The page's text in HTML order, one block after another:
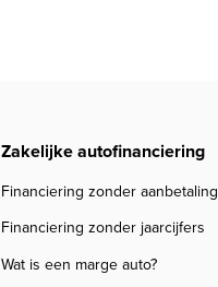
Zakelijke autofinanciering
Financiering zonder aanbetaling
Financiering zonder jaarcijfers
Wat is een marge auto?